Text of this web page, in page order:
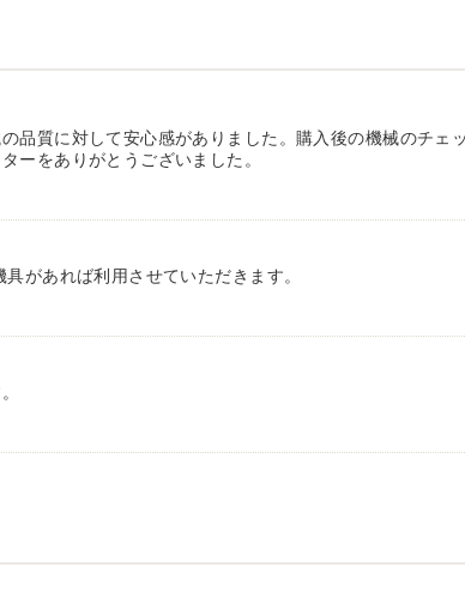
品質に対して安心感がありました。購入後の機械のチェ
ーをありがとうございました。
があれば利用させていただきます。